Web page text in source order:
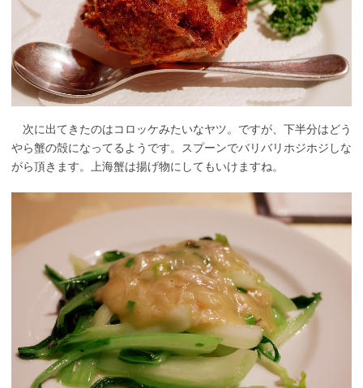
次に出てきたのはコロッケみたいなヤツ。ですが、下半分はどう
やら蟹の殻になってるようです。スプーンでバリバリホジホジしな
がら頂きます。上海蟹は揚げ物にしてもいけますね。